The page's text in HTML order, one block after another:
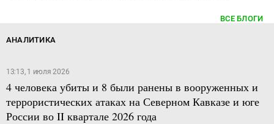
ВСЕ БЛОГИ
АНАЛИТИКА
13:13, 1 июля 2026
4 человека убиты и 8 были ранены в вооруженных и
террористических атаках на Северном Кавказе и юге
России во II квартале 2026 года